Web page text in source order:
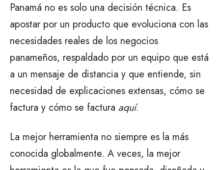
Panamá no es solo una decisión técnica. Es
apostar por un producto que evoluciona con las
necesidades reales de los negocios
panameños, respaldado por un equipo que está
a un mensaje de distancia y que entiende, sin
necesidad de explicaciones extensas, cómo se
factura y cómo se factura aquí.
La mejor herramienta no siempre es la más
conocida globalmente. A veces, la mejor